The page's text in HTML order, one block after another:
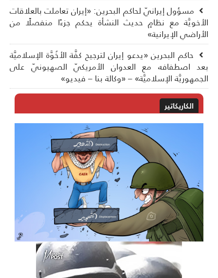
مسؤول إيرانيّ لحاكم البحرين: «إيران تعاملت بالعلاقات
مع نظامٍ حديث النشأة يحكم جزءًا منفصلًا من
الإيرانية»
حاكم البحرين «يدعو إيران لترجيح كفَّة الأخُوَّة الإسلاميَّة
اصطفافه مع العدوان الأمريكيّ الصهيونيّ على
الإسلاميَّة» – «وكالة بنا – فيديو»
الكاريكاتير